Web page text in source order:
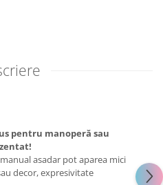
pentru manoperă sau
asadar pot aparea mici
decor, expresivitate